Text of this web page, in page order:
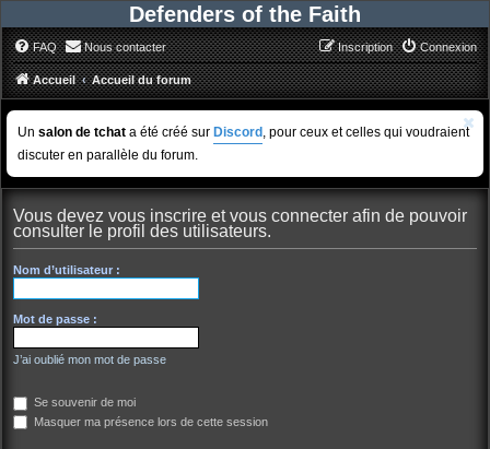
Defenders of the Faith
FAQ Nous contacter Connexion
Inscription
Accueil Accueil du forum
Un salon de tchat a été créé sur Discord , pour ceux et celles qui voudraient
discuter en parallèle du forum.
Vous devez vous inscrire et vous connecter afin de pouvoir
consulter le profil des utilisateurs.
Nom d’utilisateur :
Mot de passe :
J’ai oublié mon mot de passe
Se souvenir de moi
Masquer ma présence lors de cette session